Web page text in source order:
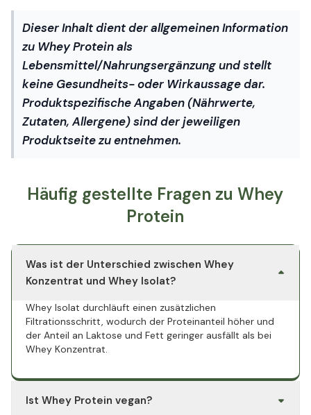
Dieser Inhalt dient der allgemeinen Information
zu Whey Protein als
Lebensmittel/Nahrungsergänzung und stellt
keine Gesundheits- oder Wirkaussage dar.
Produktspezifische Angaben (Nährwerte,
Zutaten, Allergene) sind der jeweiligen
Produktseite zu entnehmen.
Häufig gestellte Fragen zu Whey
Protein
Was ist der Unterschied zwischen Whey
Konzentrat und Whey Isolat?
Whey Isolat durchläuft einen zusätzlichen
Filtrationsschritt, wodurch der Protein­anteil höher und
der Anteil an Laktose und Fett geringer ausfällt als bei
Whey Konzentrat.
Ist Whey Protein vegan?